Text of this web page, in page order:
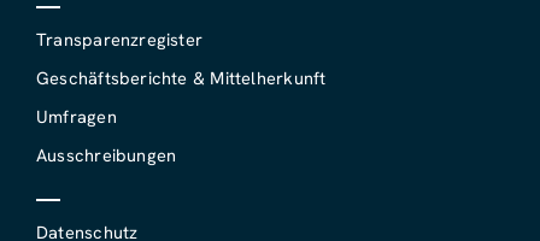
Transparenzregister
Geschäftsberichte & Mittelherkunft
Umfragen
Ausschreibungen
Datenschutz